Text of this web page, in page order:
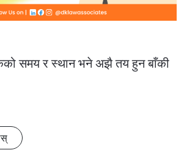
समय र स्थान भने अझै तय हुन बाँकी